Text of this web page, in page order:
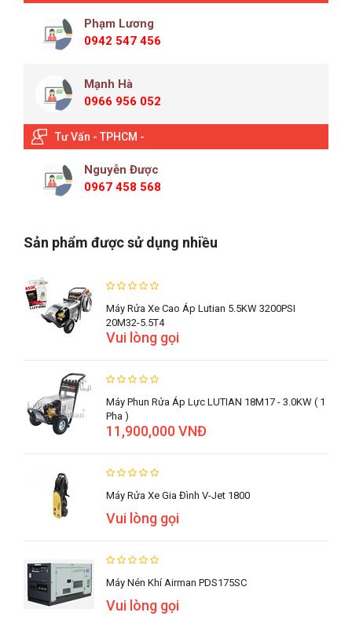
Phạm Lương
0942 547 456
Mạnh Hà
0966 956 052
Tư Vấn - TPHCM -
Nguyễn Được
0967 458 568
Sản phẩm được sử dụng nhiều
Máy Rửa Xe Cao Áp Lutian 5.5KW 3200PSI
20M32-5.5T4
Vui lòng gọi
Máy Phun Rửa Áp Lực LUTIAN 18M17 - 3.0KW ( 1
Pha )
11,900,000 VNĐ
Máy Rửa Xe Gia Đình V-Jet 1800
Vui lòng gọi
Máy Nén Khí Airman PDS175SC
Vui lòng gọi